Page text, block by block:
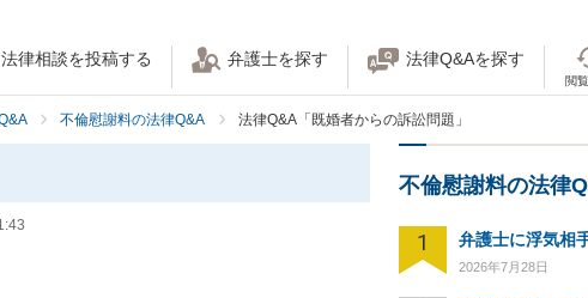
法律相談を投稿する 弁護士を探す 法律Q&Aを探す
閲
不倫慰謝料の法律Q&A 法律Q&A「既婚者からの訴訟問題」
不倫慰謝料の法律
1
2026年7月28日